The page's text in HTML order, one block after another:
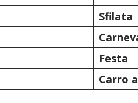
Sfilata
Festa
Carro